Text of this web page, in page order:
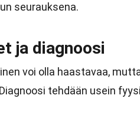
seurauksena.
ja diagnoosi
voi olla haastavaa,
tehdään usein